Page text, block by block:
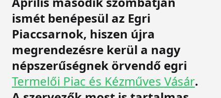
ismét benépesül az Egri
Piaccsarnok, hiszen újra
megrendezésre kerül a nagy
népszerűségnek örvendő egri
Termelői Piac és Kézműves Vásár.